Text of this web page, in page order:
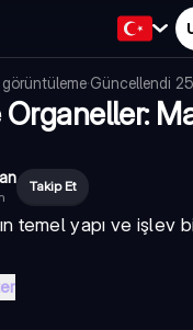
görüntüleme·Güncellendi
Organeller:
Takip Et
temel yapı ve işlev